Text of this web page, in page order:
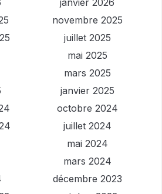
janvier 2026
novembre 2025
juillet 2025
mai 2025
mars 2025
janvier 2025
octobre 2024
juillet 2024
mai 2024
mars 2024
décembre 2023